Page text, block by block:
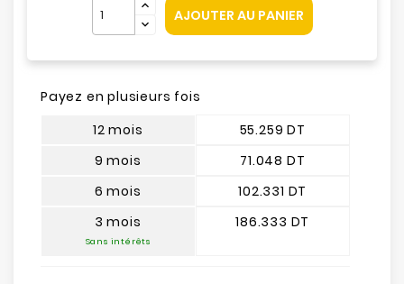
AJOUTER AU PANIER
Payez en plusieurs fois
12 mois
9 mois
6 mois
3 mois
Sans intérêts
55.259 DT
71.048 DT
102.331 DT
186.333 DT